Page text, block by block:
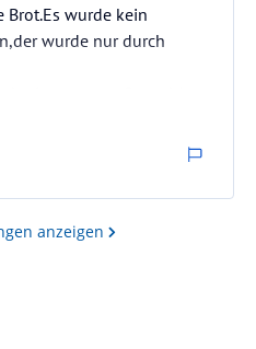
Brot.Es wurde kein
wurde nur durch
keine Dusche.Der junge
unfreundlich und hat
laut und läßt sich
anzeigen